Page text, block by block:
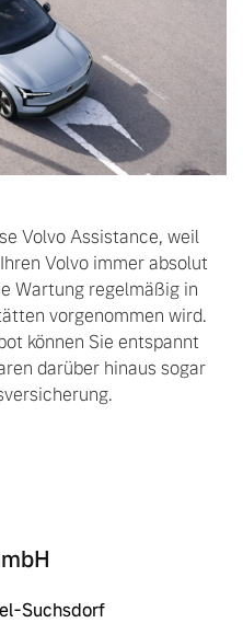
Volvo Assistance, weil
Volvo immer absolut
Wartung regelmäßig in
vorgenommen wird.
können Sie entspannt
darüber hinaus sogar
Suchsdorf